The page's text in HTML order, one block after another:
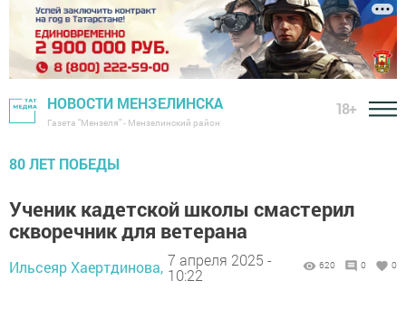
НОВОСТИ МЕНЗЕЛИНСКА
Газета "Мензеля" - Мензелинский район
18+
80 ЛЕТ ПОБЕДЫ
Ученик кадетской школы смастерил
скворечник для ветерана
Ильсеяр Хаертдинова, 7 апреля 2025 -
10:22
620 0 0